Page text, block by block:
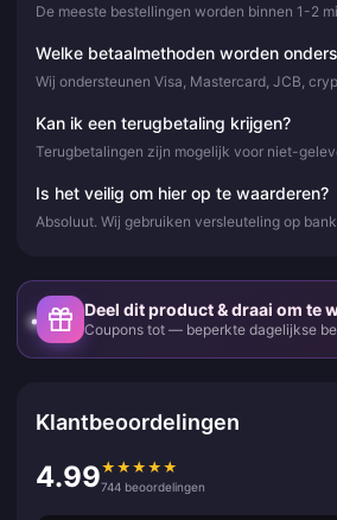
De meeste bestellingen worden binnen 1-2
Welke betaalmethoden worden
Wij ondersteunen Visa, Mastercard, JCB,
Kan ik een terugbetaling krijgen?
Terugbetalingen zijn mogelijk voor niet-
Is het veilig om hier op te waarderen?
Absoluut. Wij gebruiken versleuteling op
Deel dit product & draai om te
Coupons tot — beperkte dagelijkse
Klantbeoordelingen
4.99★ ★ ★ ★ ★
744 beoordelingen